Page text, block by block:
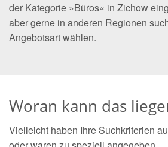
der Kategorie »Büros« in Zichow
aber gerne in anderen Regionen
Angebotsart wählen.
Woran kann das
Vielleicht haben Ihre Suchkriterien